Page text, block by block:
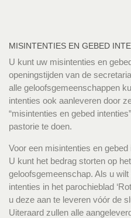
MISINTENTIES EN GEBED
U kunt uw misintenties en
openingstijden van de
alle geloofsgemeenschappen
intenties ook aanleveren door
“misintenties en gebed
pastorie te doen.
Voor een misintenties en
U kunt het bedrag storten op
geloofsgemeenschap. Als u
intenties in het parochieblad
u deze aan te leveren vóór de
Uiteraard zullen alle